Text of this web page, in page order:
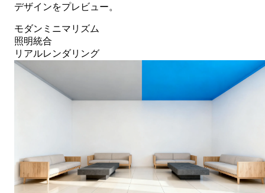
デザインをプレビュー。
モダンミニマリズム
照明統合
リアルレンダリング